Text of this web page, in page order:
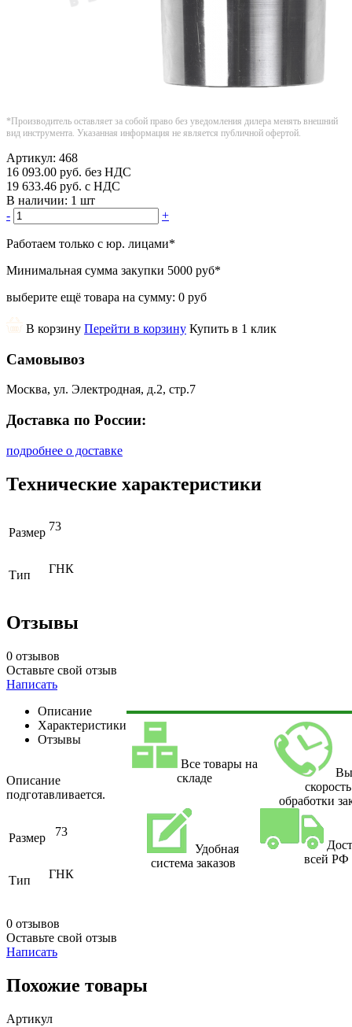
*Производитель оставляет за собой право без уведомления дилера менять внешний
вид инструмента. Указанная информация не является публичной офертой.
Артикул: 468
16 093.00 руб. без НДС
19 633.46 руб. с НДС
В наличии: 1 шт
-
+
Работаем только с юр. лицами*
Минимальная сумма закупки 5000 руб*
выберите ещё товара на сумму: 0 руб
В корзину Перейти в корзину Купить в 1 клик
Самовывоз
Москва, ул. Электродная, д.2, стр.7
Доставка по России:
подробнее о доставке
Технические характеристики
Размер 73
Тип ГНК
Отзывы
0 отзывов
Оставьте свой отзыв
Написать
Описание
Характеристики
Отзывы
Описание
подготавливается.
Размер 73
Тип ГНК
0 отзывов
Оставьте свой отзыв
Написать
Все товары на
складе
скорость
обработки
Удобная
система заказов
всей РФ
Похожие товары
Артикул